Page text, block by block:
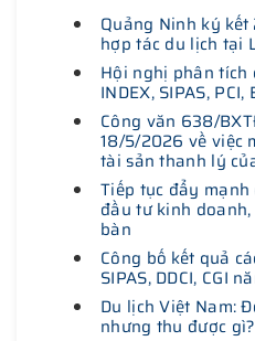
Quảng Ninh ký
hợp tác du lịch tại
Hội nghị phân tích
INDEX, SIPAS, PCI,
Công văn 638/
18/5/2026 về việc
tài sản thanh lý
Tiếp tục đẩy
đầu tư kinh
bàn
Công bố kết quả
SIPAS, DDCI, CGI
Du lịch Việt Nam:
nhưng thu được gì?